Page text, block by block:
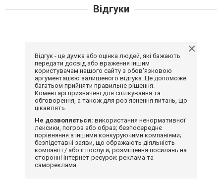
Відгуки
Відгук - це думка або оцінка людей, які бажають
передати досвід або враження іншим
користувачам нашого сайту з обов'язковою
аргументацією залишеного відгука. Це допоможе
багатьом прийняти правильне рішення.
Коментарі призначені для спілкування та
обговорення, а також для роз'яснення питань, що
цікавлять.
Не дозволяється: використання ненормативної
лексики, погроз або образ; безпосереднє
порівняння з іншими конкуруючими компаніями;
безпідставні заяви, що ображають діяльність
компанії і / або її послуги; розміщення посилань на
сторонні інтернет-ресурси; реклама та
самореклама.